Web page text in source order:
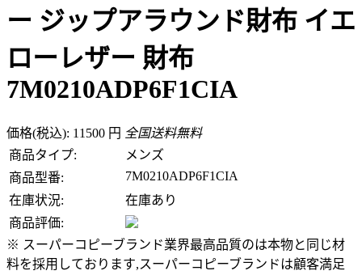
ー ジップアラウンド財布 イエ
ローレザー 財布
7M0210ADP6F1CIA
価格(税込): 11500 円 全国送料無料
商品タイプ:
メンズ
商品型番:
7M0210ADP6F1CIA
在庫状況:
在庫あり
商品評価:
※ スーパーコピーブランド業界最高品質のは本物と同じ材
料を採用しております,スーパーコピーブランドは顧客満足